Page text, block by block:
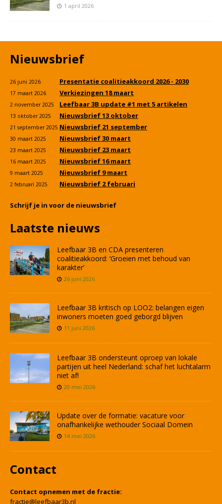
1 april 2026
Nieuwsbrief
26 juni 2026 Presentatie coalitieakkoord 2026 - 2030
17 maart 2026 Verkiezingen 18 maart
2 november 2025 Leefbaar 3B update #1 met 5 artikelen
13 oktober 2025 Nieuwsbrief 13 oktober
21 september 2025 Nieuwsbrief 21 september
30 maart 2025 Nieuwsbrief 30 maart
23 maart 2025 Nieuwsbrief 23 maart
16 maart 2025 Nieuwsbrief 16 maart
9 maart 2025 Nieuwsbrief 9 maart
2 februari 2025 Nieuwsbrief 2 februari
Schrijf je in voor de nieuwsbrief
Laatste nieuws
Leefbaar 3B en CDA presenteren
coalitieakkoord: ‘Groeien met behoud van
karakter’
26 juni 2026
Leefbaar 3B kritisch op LOO2: belangen eigen
inwoners moeten goed geborgd blijven
11 juni 2026
Leefbaar 3B ondersteunt oproep van lokale
partijen uit heel Nederland: schaf het luchtalarm
niet af!
20 mei 2026
Update over de formatie: vacature voor
onafhankelijke wethouder Sociaal Domein
14 mei 2026
Contact
Contact opnemen met de fractie:
fractie@leefbaar3b.nl